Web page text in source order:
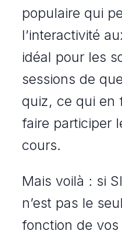
populaire qui
l’interactivité
idéal pour les
sessions de
quiz, ce qui en
faire participer
cours.
Mais voilà : si
n’est pas le
fonction de